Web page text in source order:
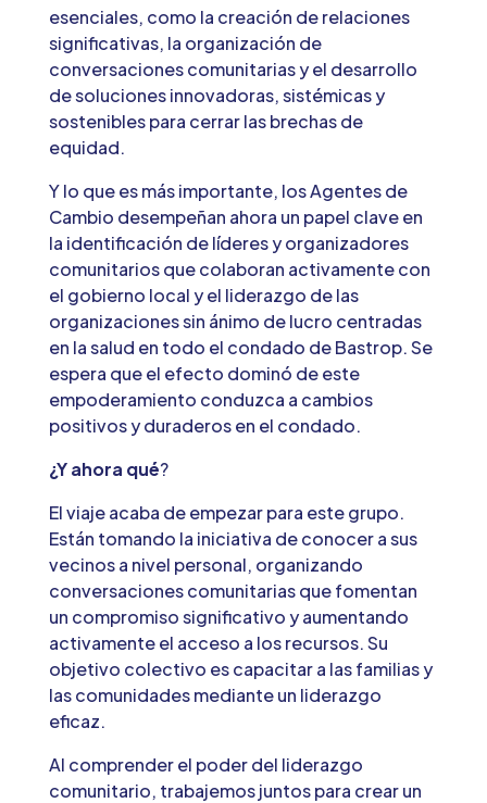
esenciales, como la creación de relaciones
significativas, la organización de
conversaciones comunitarias y el desarrollo
de soluciones innovadoras, sistémicas y
sostenibles para cerrar las brechas de
equidad.
Y lo que es más importante, los Agentes de
Cambio desempeñan ahora un papel clave en
la identificación de líderes y organizadores
comunitarios que colaboran activamente con
el gobierno local y el liderazgo de las
organizaciones sin ánimo de lucro centradas
en la salud en todo el condado de Bastrop. Se
espera que el efecto dominó de este
empoderamiento conduzca a cambios
positivos y duraderos en el condado.
¿Y ahora qué?
El viaje acaba de empezar para este grupo.
Están tomando la iniciativa de conocer a sus
vecinos a nivel personal, organizando
conversaciones comunitarias que fomentan
un compromiso significativo y aumentando
activamente el acceso a los recursos. Su
objetivo colectivo es capacitar a las familias y
las comunidades mediante un liderazgo
eficaz.
Al comprender el poder del liderazgo
comunitario, trabajemos juntos para crear un